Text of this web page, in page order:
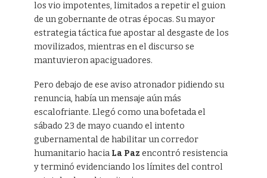
los vio impotentes, limitados a repetir el guion
de un gobernante de otras épocas. Su mayor
estrategia táctica fue apostar al desgaste de los
movilizados, mientras en el discurso se
mantuvieron apaciguadores.
Pero debajo de ese aviso atronador pidiendo su
renuncia, había un mensaje aún más
escalofriante. Llegó como una bofetada el
sábado 23 de mayo cuando el intento
gubernamental de habilitar un corredor
humanitario hacia La Paz encontró resistencia
y terminó evidenciando los límites del control